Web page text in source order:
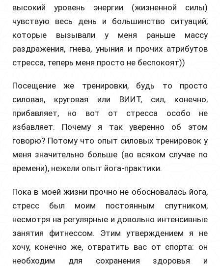
высокий уровень энергии (жизненной силы)
чувствую весь день и большинство ситуаций,
которые вызывали у меня раньше массу
раздражения, гнева, уныния и прочих атрибутов
стресса, теперь меня просто не беспокоят))
Посещение же тренировки, будь то просто
силовая, круговая или ВИИТ, сил, конечно,
прибавляет, но вот от стресса особо не
избавляет. Почему я так уверенно об этом
говорю? Потому что опыт силовых тренировок у
меня значительно больше (во всяком случае по
времени), нежели опыт йога-практики.
Пока в моей жизни прочно не обосновалась йога,
стресс был моим постоянным спутником,
несмотря на регулярные и довольно интенсивные
занятия фитнессом. Этим утверждением я не
хочу, конечно же, отвратить вас от спорта: он
необходим для сохранения здоровья и